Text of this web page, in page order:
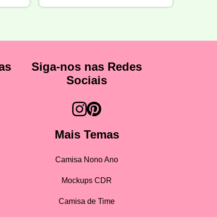
Siga-nos nas Redes
Sociais
Mais Temas
Camisa Nono Ano
Mockups CDR
Camisa de Time